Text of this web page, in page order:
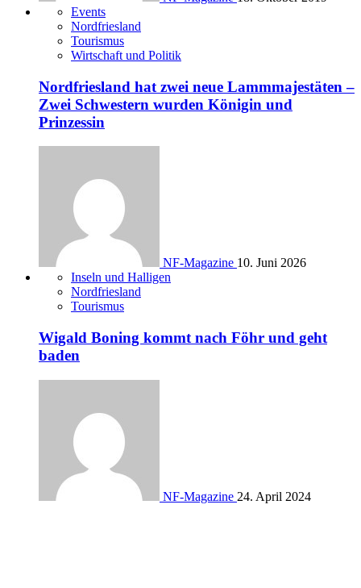
Events
Nordfriesland
Tourismus
Wirtschaft und Politik
Nordfriesland hat zwei neue Lammmajestäten –
Zwei Schwestern wurden Königin und
Prinzessin
NF-Magazine 10. Juni 2026
Inseln und Halligen
Nordfriesland
Tourismus
Wigald Boning kommt nach Föhr und geht
baden
NF-Magazine 24. April 2024